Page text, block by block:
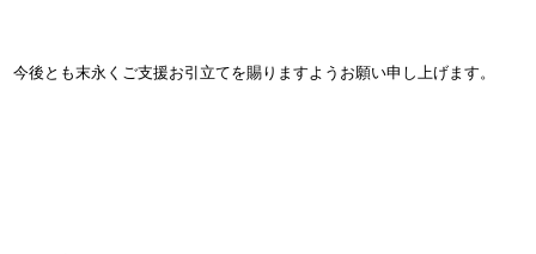
今後とも末永くご支援お引立てを賜りますようお願い申し上げます。